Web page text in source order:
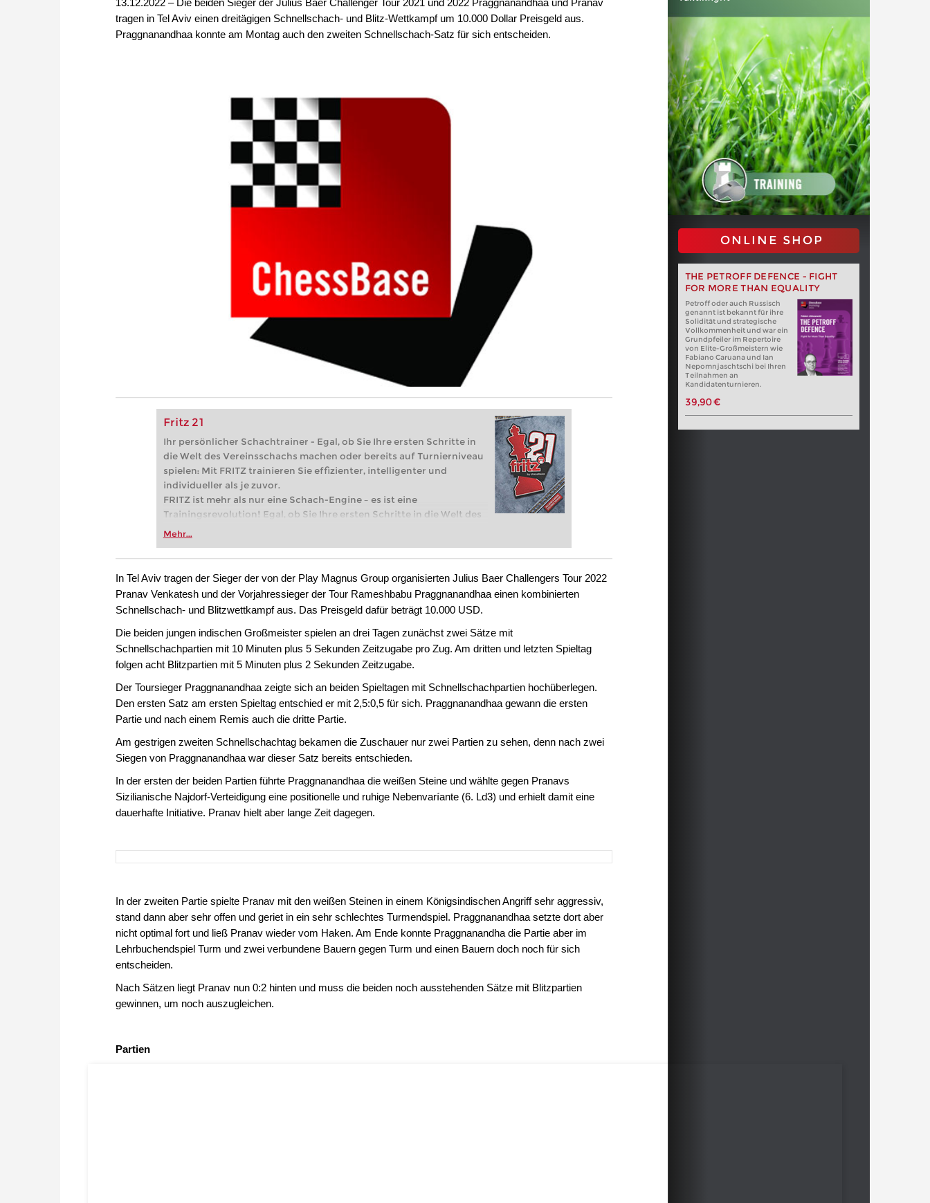
tragen in Tel Aviv einen dreitägigen Schnellschach- und Blitz-Wettkampf um 10.000 Dollar Preisgeld aus.
Praggnanandhaa konnte am Montag auch den zweiten Schnellschach-Satz für sich entscheiden.
Fritz 21
Ihr persönlicher Schachtrainer - Egal, ob Sie Ihre ersten Schritte in
die Welt des Vereinsschachs machen oder bereits auf Turnierniveau
spielen: Mit FRITZ trainieren Sie effizienter, intelligenter und
individueller als je zuvor.
FRITZ ist mehr als nur eine Schach-Engine – es ist eine
Trainingsrevolution! Egal, ob Sie Ihre ersten Schritte in die Welt des
Vereinsschachs machen oder bereits auf Turnierniveau spielen: Mit
zuvor.
Mehr...
ONLINE SHOP
THE PETROFF DEFENCE - FIGHT
FOR MORE THAN EQUALITY
Petroff oder auch Russisch
genannt ist bekannt für ihre
Solidität und strategische
Vollkommenheit und war ein
Grundpfeiler im Repertoire
von Elite-Großmeistern wie
Fabiano Caruana und Ian
Nepomnjaschtschi bei Ihren
Teilnahmen an
Kandidatenturnieren.
39,90 €
In Tel Aviv tragen der Sieger der von der Play Magnus Group organisierten Julius Baer Challengers Tour 2022
Pranav Venkatesh und der Vorjahressieger der Tour Rameshbabu Praggnanandhaa einen kombinierten
Schnellschach- und Blitzwettkampf aus. Das Preisgeld dafür beträgt 10.000 USD.
Die beiden jungen indischen Großmeister spielen an drei Tagen zunächst zwei Sätze mit
Schnellschachpartien mit 10 Minuten plus 5 Sekunden Zeitzugabe pro Zug. Am dritten und letzten Spieltag
folgen acht Blitzpartien mit 5 Minuten plus 2 Sekunden Zeitzugabe.
Der Toursieger Praggnanandhaa zeigte sich an beiden Spieltagen mit Schnellschachpartien hochüberlegen.
Den ersten Satz am ersten Spieltag entschied er mit 2,5:0,5 für sich. Praggnanandhaa gewann die ersten
Partie und nach einem Remis auch die dritte Partie.
Am gestrigen zweiten Schnellschachtag bekamen die Zuschauer nur zwei Partien zu sehen, denn nach zwei
Siegen von Praggnanandhaa war dieser Satz bereits entschieden.
In der ersten der beiden Partien führte Praggnanandhaa die weißen Steine und wählte gegen Pranavs
Sizilianische Najdorf-Verteidigung eine positionelle und ruhige Nebenvaríante (6. Ld3) und erhielt damit eine
dauerhafte Initiative. Pranav hielt aber lange Zeit dagegen.
In der zweiten Partie spielte Pranav mit den weißen Steinen in einem Königsindischen Angriff sehr aggressiv,
stand dann aber sehr offen und geriet in ein sehr schlechtes Turmendspiel. Praggnanandhaa setzte dort aber
nicht optimal fort und ließ Pranav wieder vom Haken. Am Ende konnte Praggnanandha die Partie aber im
Lehrbuchendspiel Turm und zwei verbundene Bauern gegen Turm und einen Bauern doch noch für sich
entscheiden.
Nach Sätzen liegt Pranav nun 0:2 hinten und muss die beiden noch ausstehenden Sätze mit Blitzpartien
gewinnen, um noch auszugleichen.
Partien